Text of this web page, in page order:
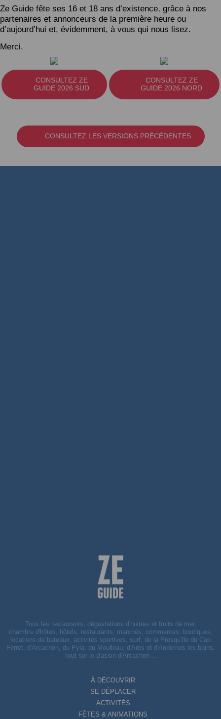
Ze Guide fête ses 16 et 18 ans d’existence, grâce à nos
partenaires et annonceurs de la première heure ou
d’aujourd’hui et, évidemment, à vous qui nous lisez.
Merci.
CONSULTEZ ZE
GUIDE 2026 SUD
CONSULTEZ ZE
GUIDE 2026 NORD
CONSULTEZ LES VERSIONS PRÉCÉDENTES
Tous les restaurants, dégustations d'huitres et fruits de mer,
chambre d'hôtes, hôtels, restaurants, marchés, commerces, boutiques,
locations de bateaux, activités sportives, surf, de la Presqu'île du Cap
Ferret, d'Arcachon, du Pyla, du Moulleau, d'Arès et d'Andernos les bains.
Tout sur le Bassin d'Arcachon ...
À DÉCOUVRIR
SE DÉPLACER
ACTIVITÉS
FÊTES & ANIMATIONS